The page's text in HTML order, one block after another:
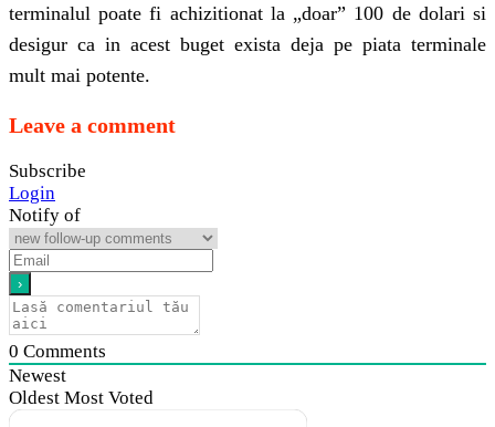
terminalul poate fi achizitionat la „doar” 100 de dolari si
desigur ca in acest buget exista deja pe piata terminale
mult mai potente.
Leave a comment
Subscribe
Login
Notify of
0 Comments
Newest
Oldest Most Voted